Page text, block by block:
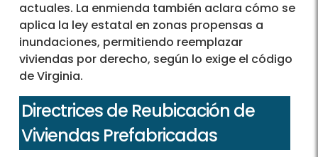
actuales. La enmienda también aclara cómo se
aplica la ley estatal en zonas propensas a
inundaciones, permitiendo reemplazar
viviendas por derecho, según lo exige el código
de Virginia.
Directrices de Reubicación de
Viviendas Prefabricadas